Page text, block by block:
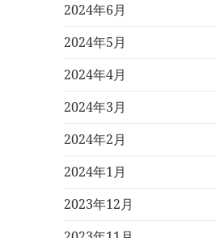
2024年6月
2024年5月
2024年4月
2024年3月
2024年2月
2024年1月
2023年12月